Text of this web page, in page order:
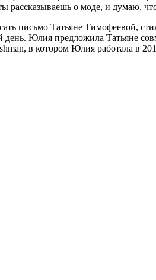
о моде, и думаю, что
письмо Татьяне Тимофеевой,
Юлия предложила Татьяне
в котором Юлия работала в